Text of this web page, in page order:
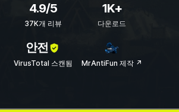
4.9/5
37K개 리뷰
1K+
다운로드
안전
VirusTotal 스캔됨 MrAntiFun 제작 ↗